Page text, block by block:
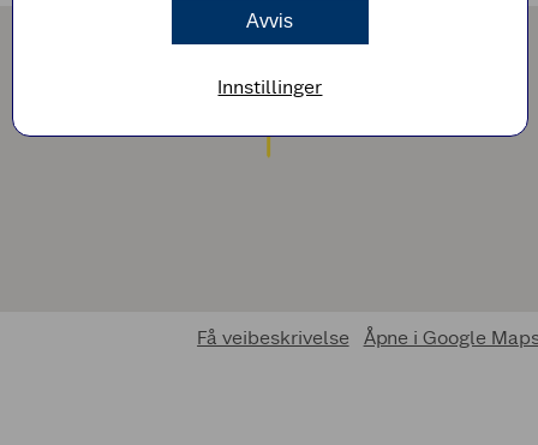
Få veibeskrivelse Åpne i Google
Avvis
Innstillinger